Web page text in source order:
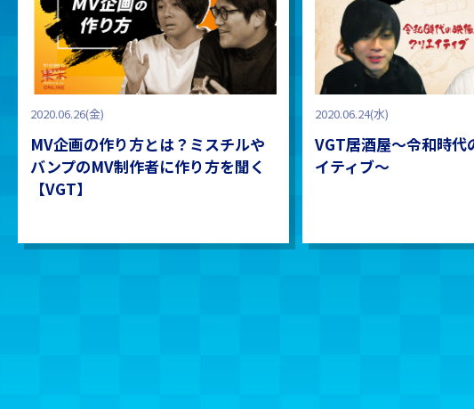
2020.06.26(金)
MV企画の作り方とは？ミスチルや
バンプのMV制作者に作り方を聞く
【VGT】
2020.06.24(水)
VGT居酒屋〜令和時代
イティブ〜